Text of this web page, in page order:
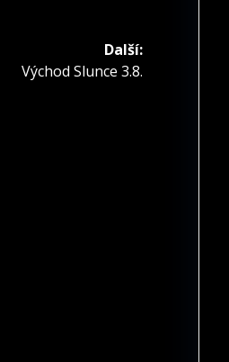
Další:
Další
Východ Slunce 3.8.